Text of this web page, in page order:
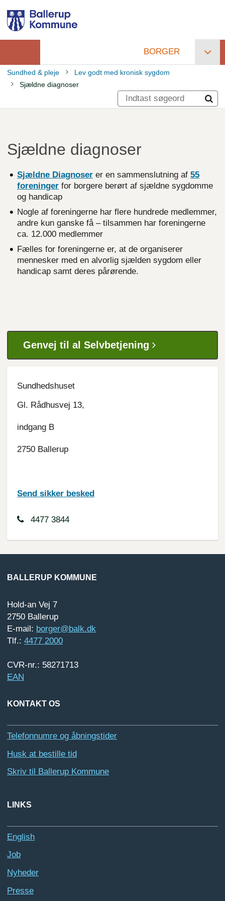
hovedindhold
Primær
navigation
BORGER
Brødkrumme
Sundhed & pleje
Lev godt med kronisk sygdom
Sjældne diagnoser
Sjældne diagnoser
Sjældne Diagnoser er en sammenslutning af 55
foreninger for borgere berørt af sjældne sygdomme
og handicap
Nogle af foreningerne har flere hundrede medlemmer,
andre kun ganske få – tilsammen har foreningerne
ca. 12.000 medlemmer
Fælles for foreningerne er, at de organiserer
mennesker med en alvorlig sjælden sygdom eller
handicap samt deres pårørende.
Genvej til al Selvbetjening
Sundhedshuset
Gl. Rådhusvej 13,
indgang B
2750 Ballerup
Send sikker besked
4477 3844
BALLERUP KOMMUNE
Hold-an Vej 7
2750 Ballerup
E-mail: borger@balk.dk
Tlf.: 4477 2000
CVR-nr.: 58271713
EAN
KONTAKT OS
Telefonnumre og åbningstider
Husk at bestille tid
Skriv til Ballerup Kommune
LINKS
English
Job
Nyheder
Presse